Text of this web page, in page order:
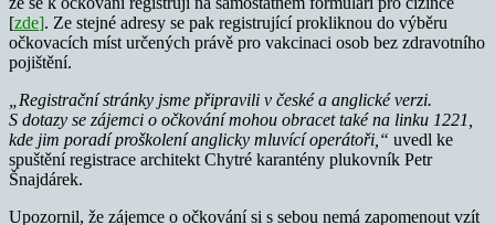
[zde]. Ze stejné adresy se pak registrující prokliknou do výběru
očkovacích míst určených právě pro vakcinaci osob bez zdravotního
pojištění.
„Registrační stránky jsme připravili v české a anglické verzi.
S dotazy se zájemci o očkování mohou obracet také na linku 1221,
kde jim poradí proškolení anglicky mluvící operátoři,“ uvedl ke
spuštění registrace architekt Chytré karantény plukovník Petr
Šnajdárek.
Upozornil, že zájemce o očkování si s sebou nemá zapomenout vzít